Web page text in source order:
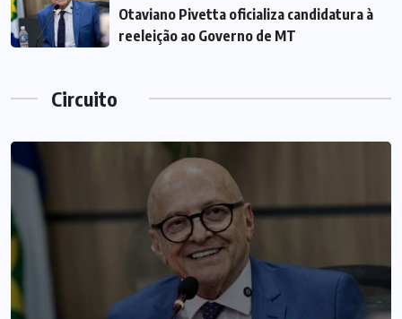
Otaviano Pivetta oficializa candidatura à
reeleição ao Governo de MT
Circuito